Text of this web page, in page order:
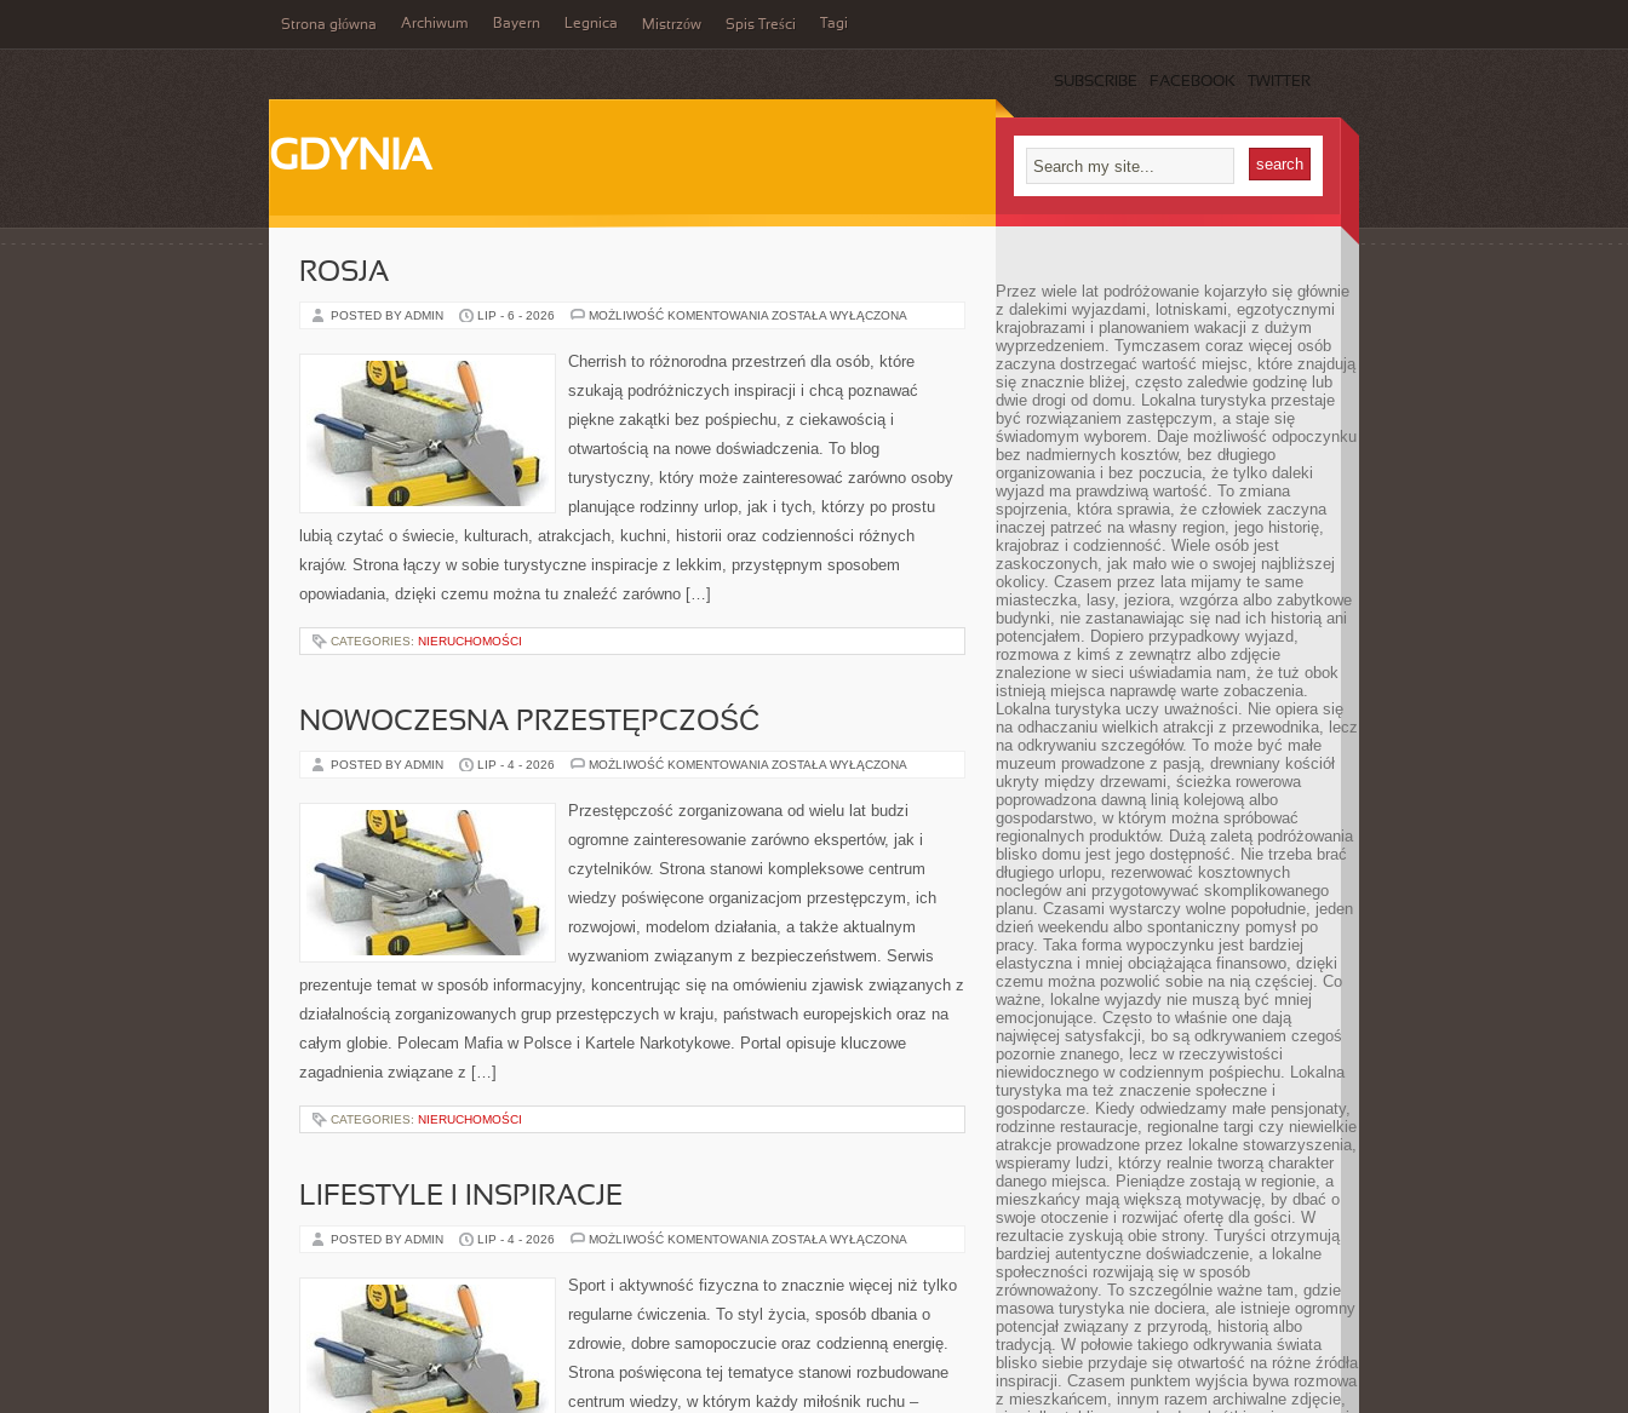
Strona główna Archiwum Bayern Legnica Mistrzów Spis Treści Tagi
SUBSCRIBE FACEBOOK TWITTER
GDYNIA
ROSJA
POSTED BY ADMIN LIP - 6 - 2026 MOŻLIWOŚĆ KOMENTOWANIA ROSJA
ZOSTAŁA WYŁĄCZONA
Cherrish to różnorodna przestrzeń dla osób, które
szukają podróżniczych inspiracji i chcą poznawać
piękne zakątki bez pośpiechu, z ciekawością i
otwartością na nowe doświadczenia. To blog
turystyczny, który może zainteresować zarówno osoby
planujące rodzinny urlop, jak i tych, którzy po prostu
lubią czytać o świecie, kulturach, atrakcjach, kuchni, historii oraz codzienności różnych
krajów. Strona łączy w sobie turystyczne inspiracje z lekkim, przystępnym sposobem
opowiadania, dzięki czemu można tu znaleźć zarówno […]
CATEGORIES: NIERUCHOMOŚCI
NOWOCZESNA PRZESTĘPCZOŚĆ
POSTED BY ADMIN LIP - 4 - 2026 MOŻLIWOŚĆ KOMENTOWANIA NOWOCZESNA
ZOSTAŁA WYŁĄCZONA
Przestępczość zorganizowana od wielu lat budzi
ogromne zainteresowanie zarówno ekspertów, jak i
czytelników. Strona stanowi kompleksowe centrum
wiedzy poświęcone organizacjom przestępczym, ich
rozwojowi, modelom działania, a także aktualnym
wyzwaniom związanym z bezpieczeństwem. Serwis
prezentuje temat w sposób informacyjny, koncentrując się na omówieniu zjawisk związanych z
działalnością zorganizowanych grup przestępczych w kraju, państwach europejskich oraz na
całym globie. Polecam Mafia w Polsce i Kartele Narkotykowe. Portal opisuje kluczowe
zagadnienia związane z […]
CATEGORIES: NIERUCHOMOŚCI
LIFESTYLE I INSPIRACJE
POSTED BY ADMIN LIP - 4 - 2026 MOŻLIWOŚĆ KOMENTOWANIA LIFESTYLE
ZOSTAŁA WYŁĄCZONA
Sport i aktywność fizyczna to znacznie więcej niż tylko
regularne ćwiczenia. To styl życia, sposób dbania o
zdrowie, dobre samopoczucie oraz codzienną energię.
Strona poświęcona tej tematyce stanowi rozbudowane
centrum wiedzy, w którym każdy miłośnik ruchu –
Przez wiele lat podróżowanie kojarzyło się głównie
z dalekimi wyjazdami, lotniskami, egzotycznymi
krajobrazami i planowaniem wakacji z dużym
wyprzedzeniem. Tymczasem coraz więcej osób
zaczyna dostrzegać wartość miejsc, które znajdują
się znacznie bliżej, często zaledwie godzinę lub
dwie drogi od domu. Lokalna turystyka przestaje
być rozwiązaniem zastępczym, a staje się
świadomym wyborem. Daje możliwość odpoczynku
bez nadmiernych kosztów, bez długiego
organizowania i bez poczucia, że tylko daleki
wyjazd ma prawdziwą wartość. To zmiana
spojrzenia, która sprawia, że człowiek zaczyna
inaczej patrzeć na własny region, jego historię,
krajobraz i codzienność. Wiele osób jest
zaskoczonych, jak mało wie o swojej najbliższej
okolicy. Czasem przez lata mijamy te same
miasteczka, lasy, jeziora, wzgórza albo zabytkowe
budynki, nie zastanawiając się nad ich historią ani
potencjałem. Dopiero przypadkowy wyjazd,
rozmowa z kimś z zewnątrz albo zdjęcie
znalezione w sieci uświadamia nam, że tuż obok
istnieją miejsca naprawdę warte zobaczenia.
Lokalna turystyka uczy uważności. Nie opiera się
na odhaczaniu wielkich atrakcji z przewodnika, lecz
na odkrywaniu szczegółów. To może być małe
muzeum prowadzone z pasją, drewniany kościół
ukryty między drzewami, ścieżka rowerowa
poprowadzona dawną linią kolejową albo
gospodarstwo, w którym można spróbować
regionalnych produktów. Dużą zaletą podróżowania
blisko domu jest jego dostępność. Nie trzeba brać
długiego urlopu, rezerwować kosztownych
noclegów ani przygotowywać skomplikowanego
planu. Czasami wystarczy wolne popołudnie, jeden
dzień weekendu albo spontaniczny pomysł po
pracy. Taka forma wypoczynku jest bardziej
elastyczna i mniej obciążająca finansowo, dzięki
czemu można pozwolić sobie na nią częściej. Co
ważne, lokalne wyjazdy nie muszą być mniej
emocjonujące. Często to właśnie one dają
najwięcej satysfakcji, bo są odkrywaniem czegoś
pozornie znanego, lecz w rzeczywistości
niewidocznego w codziennym pośpiechu. Lokalna
turystyka ma też znaczenie społeczne i
gospodarcze. Kiedy odwiedzamy małe pensjonaty,
rodzinne restauracje, regionalne targi czy niewielkie
atrakcje prowadzone przez lokalne stowarzyszenia,
wspieramy ludzi, którzy realnie tworzą charakter
danego miejsca. Pieniądze zostają w regionie, a
mieszkańcy mają większą motywację, by dbać o
swoje otoczenie i rozwijać ofertę dla gości. W
rezultacie zyskują obie strony. Turyści otrzymują
bardziej autentyczne doświadczenie, a lokalne
społeczności rozwijają się w sposób
zrównoważony. To szczególnie ważne tam, gdzie
masowa turystyka nie dociera, ale istnieje ogromny
potencjał związany z przyrodą, historią albo
tradycją. W połowie takiego odkrywania świata
blisko siebie przydaje się otwartość na różne źródła
inspiracji. Czasem punktem wyjścia bywa rozmowa
z mieszkańcem, innym razem archiwalne zdjęcie,